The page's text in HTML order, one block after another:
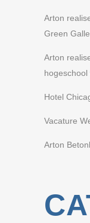
Arton
Green
Arton
Hotel
Vacature
Arton